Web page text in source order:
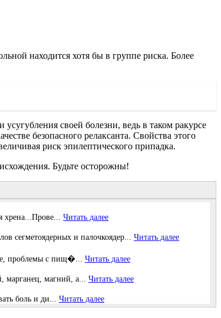
находится хотя бы в группе риска. Более
своей болезни, ведь в таком ракурсе
безопасного релаксанта. Свойства этого
риск эпилептического припадка.
Будьте осторожны!
хрена...Прове... Читать далее
и палочкоядер... Читать далее
проблемы с пищ�... Читать далее
марганец, магний, а... Читать далее
боль и ди... Читать далее